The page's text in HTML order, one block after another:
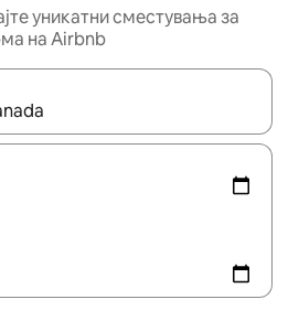
уникатни сместувања за
на Airbnb
достапни, движете се со копчињата